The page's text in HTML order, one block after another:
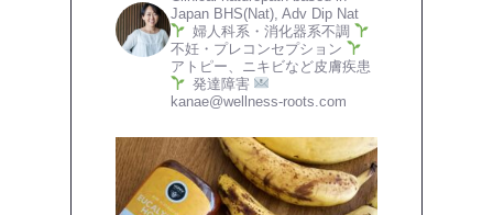
Japan BHS(Nat), Adv Dip Nat
婦人科系・消化器系不調
不妊・プレコンセプション
アトピー、ニキビなど皮膚疾患
発達障害
kanae@wellness-roots.com